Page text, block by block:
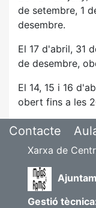
de setembre, 1
desembre.
El 17 d'abril, 31
de desembre,
El 14, 15 i 16
obert fins a les
Contacte
Xarxa de
Gestió